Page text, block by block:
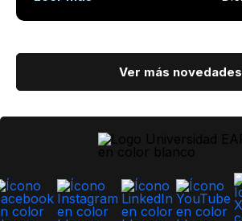
Ver más novedades